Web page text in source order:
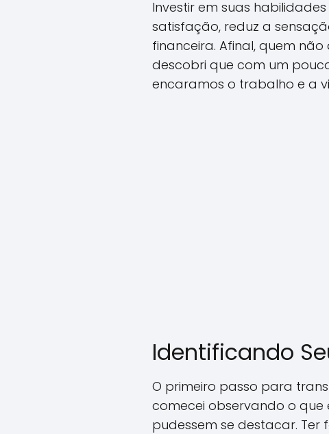
Investir em suas
satisfação, reduz a
financeira. Afinal, quem
descobri que com um
encaramos o trabalho e a
Identificando
O primeiro passo para
comecei observando o
pudessem se destacar.